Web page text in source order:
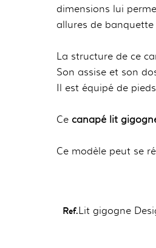
dimensions lui
allures de
La structure de ce
Son assise et son
Il est équipé de
Ce canapé lit
Ce modèle peut se
Ref.Lit gigogne